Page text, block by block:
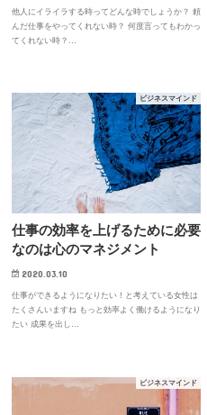
他人にイライラする時ってどんな時でしょうか？ 頼
んだ仕事をやってくれない時？ 何度言ってもわかっ
てくれない時？…
ビジネスマインド
仕事の効率を上げるために必要
なのは心のマネジメント
2020.03.10
仕事ができるようになりたい！と考えている女性は
たくさんいますね もっと効率よく働けるようになり
たい 成果を出し…
ビジネスマインド